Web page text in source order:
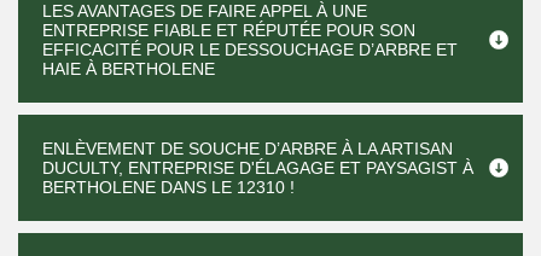
LES AVANTAGES DE FAIRE APPEL À UNE
ENTREPRISE FIABLE ET RÉPUTÉE POUR SON
EFFICACITÉ POUR LE DESSOUCHAGE D’ARBRE ET
HAIE À BERTHOLENE
ENLÈVEMENT DE SOUCHE D’ARBRE À LA ARTISAN
DUCULTY, ENTREPRISE D'ÉLAGAGE ET PAYSAGIST À
BERTHOLENE DANS LE 12310 !